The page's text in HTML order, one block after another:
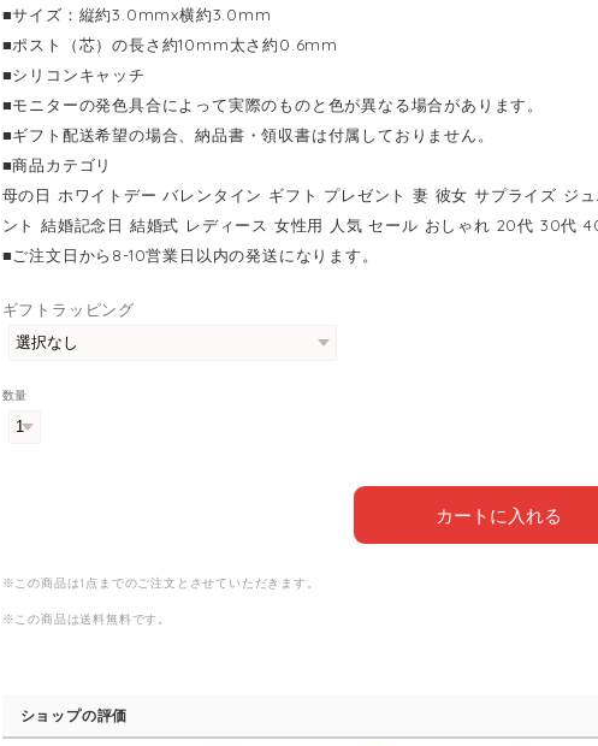
■サイズ：縦約3.0mmx横約3.0mm
■ポスト（芯）の長さ約10mm太さ約0.6mm
■シリコンキャッチ
■モニターの発色具合によって実際のものと色が異なる場合があります。
■ギフト配送希望の場合、納品書・領収書は付属しておりません。
■商品カテゴリ
母の日 ホワイトデー バレンタイン ギフト プレゼント 妻 彼女 サプライズ ジ
ント 結婚記念日 結婚式 レディース 女性用 人気 セール おしゃれ 20代 30代
■ご注文日から8-10営業日以内の発送になります。
ギフトラッピング
数量
カートに入れる
※この商品は1点までのご注文とさせていただきます。
※この商品は送料無料です。
ショップの評価